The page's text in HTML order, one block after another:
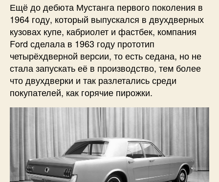
Ещё до дебюта Мустанга первого поколения в
1964 году, который выпускался в двухдверных
кузовах купе, кабриолет и фастбек, компания
Ford сделала в 1963 году прототип
четырёхдверной версии, то есть седана, но не
стала запускать её в производство, тем более
что двухдверки и так разлетались среди
покупателей, как горячие пирожки.